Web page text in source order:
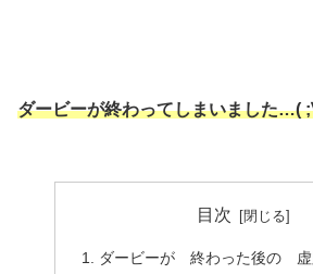
ダービーが終わってしまいました…(
目次
ダービーが 終わった後の 虚